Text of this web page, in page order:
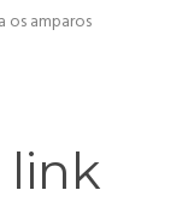
os amparos
link